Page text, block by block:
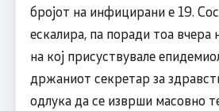
бројот на инфицирани е 19.
ескалира, па поради тоа вчера
на кој присуствувале
држаниот секретар за
одлука да се изврши масовно